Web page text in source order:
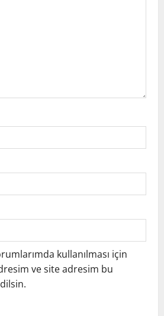
kullanılması için
ve site adresim bu